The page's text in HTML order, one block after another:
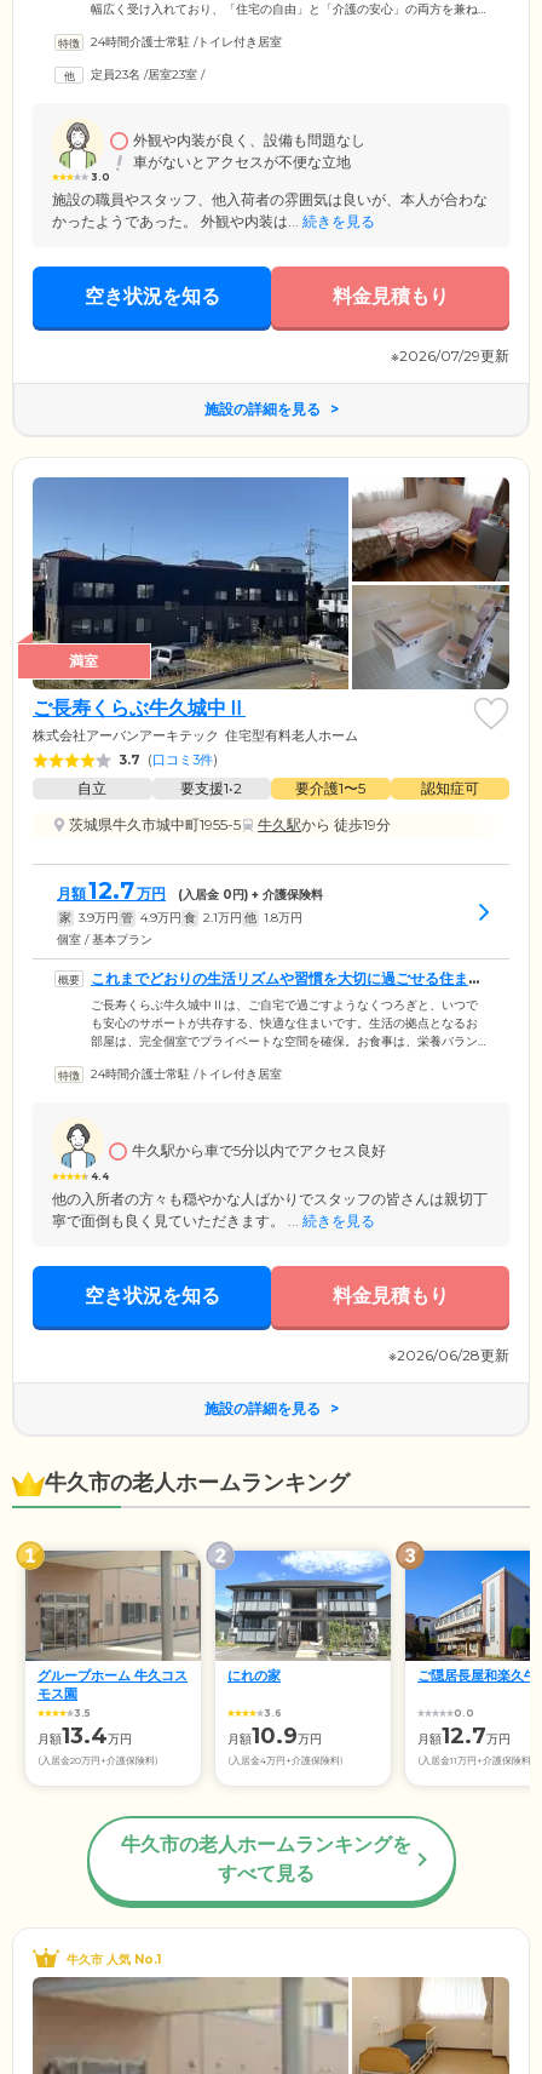
幅広く受け入れており、「住宅の自由」と「介護の安心」の両方を兼ね
いるため、ご入居時に介護が必要な方はもちろん、ご入居後に介護度が
お過ごしいただけます。デイサービスで他のご利用者様との交流を楽し
24時間介護士常駐 /トイレ付き居室
定員23名 /居室23室 /
3.0
外観や内装が良く、設備も問題なし
車がないとアクセスが不便な立地
施設の職員やスタッフ、他入荷者の雰囲気は良いが、本人が合わな
かったようであった。 外観や内装は... 続きを見る
空き状況を知る 料金見積もり
※2026/07/29更新
施設の詳細を見る
満室
ご長寿くらぶ牛久城中Ⅱ
株式会社アーバンアーキテック 住宅型有料老人ホーム
3.7 (口コミ3件)
自立 要支援1•2 要介護1〜5
認知症可
茨城県牛久市城中町1955-5
牛久駅から 徒歩19分
月額12.7万円 (入居金 0円) + 介護保険料
家 3.9万円 管 4.9万円 食 2.1万円 他 1.8万円
個室 / 基本プラン
これまでどおりの生活リズムや習慣を大切に過ごせる住まい
です
ご長寿くらぶ牛久城中Ⅱは、ご自宅で過ごすようなくつろぎと、いつで
も安心のサポートが共存する、快適な住まいです。生活の拠点となるお
部屋は、完全個室でプライベートな空間を確保。お食事は、栄養バラン
で、ほかのご入居者様と一緒にゆっくりとお召し上がりください。ま
だけます。どうぞ第二の我が家として、ご自分らしくのびのびとお過ご
しください。
24時間介護士常駐 /トイレ付き居室
4.4
牛久駅から車で5分以内でアクセス良好
他の入所者の方々も穏やかな人ばかりでスタッフの皆さんは親切丁
寧で面倒も良く見ていただきます。 ... 続きを見る
空き状況を知る 料金見積もり
※2026/06/28更新
施設の詳細を見る
牛久市の老人ホームランキング
グループホーム 牛久コス
モス園
3.5
月額13.4万円
(入居金20万円+介護保険料)
にれの家
3.6
月額10.9万円
(入居金4万円+介護保険料)
ご隠居長屋和楽久牛
0.0
月額12.7万円
(入居金11万円+介護保険料)
牛久市の老人ホームランキングを
すべて見る
牛久市 人気 No.1